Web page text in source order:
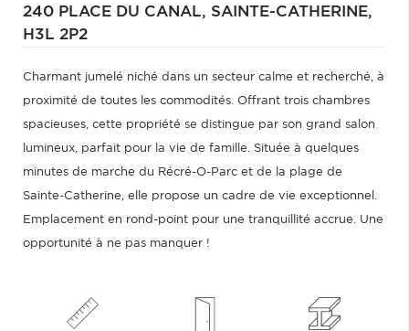
240 PLACE DU CANAL, SAINTE-CATHERINE,
H3L 2P2
Charmant jumelé niché dans un secteur calme et recherché, à
proximité de toutes les commodités. Offrant trois chambres
spacieuses, cette propriété se distingue par son grand salon
lumineux, parfait pour la vie de famille. Située à quelques
minutes de marche du Récré-O-Parc et de la plage de
Sainte-Catherine, elle propose un cadre de vie exceptionnel.
Emplacement en rond-point pour une tranquillité accrue. Une
opportunité à ne pas manquer !